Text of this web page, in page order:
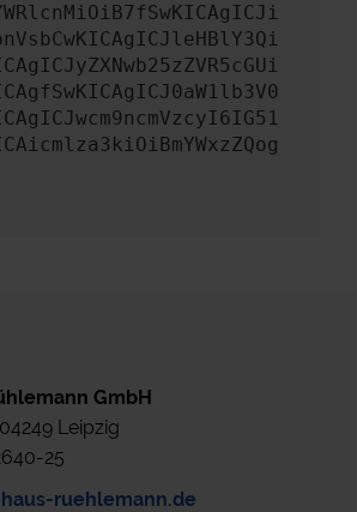
GmbH
Leipzig
25
ruehlemann.de